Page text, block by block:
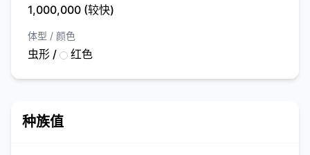
1,000,000 (较快)
体型 / 颜色
虫形 / 红色
种族值